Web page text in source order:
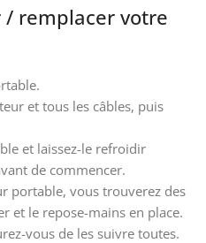
remplacer votre
et tous les câbles, puis
et laissez-le refroidir
de commencer.
portable, vous trouverez des
et le repose-mains en place.
vous de les suivre toutes.